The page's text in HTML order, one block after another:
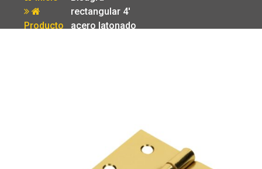
Producto
rectangular 4′
acero latonado